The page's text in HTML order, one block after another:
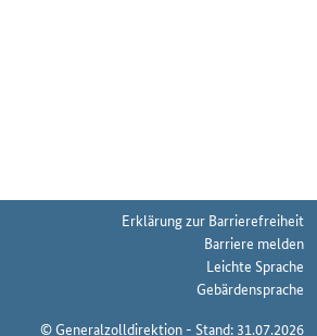
Erklärung zur Barrierefreiheit
Barriere melden
Leichte Sprache
Gebärdensprache
© Generalzolldirektion - Stand: 31.07.2026